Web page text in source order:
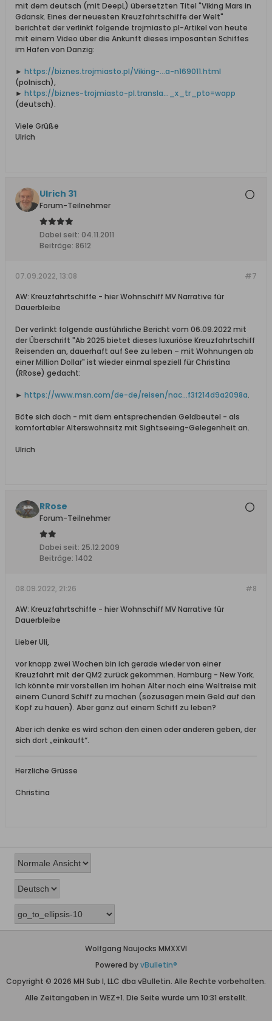
mit dem deutsch (mit DeepL) übersetzten Titel "Viking Mars in
Gdansk. Eines der neuesten Kreuzfahrtschiffe der Welt"
berichtet der verlinkt folgende trojmiasto.pl-Artikel von heute
mit einem Video über die Ankunft dieses imposanten Schiffes
im Hafen von Danzig:
► https://biznes.trojmiasto.pl/Viking-...a-n169011.html
(polnisch),
► https://biznes-trojmiasto-pl.transla..._x_tr_pto=wapp
(deutsch).
Viele Grüße
Ulrich
Ulrich 31
Forum-Teilnehmer
Dabei seit: 04.11.2011
Beiträge: 8612
#7
07.09.2022, 13:08
AW: Kreuzfahrtschiffe - hier Wohnschiff MV Narrative für
Dauerbleibe
Der verlinkt folgende ausführliche Bericht vom 06.09.2022 mit
der Überschrift "Ab 2025 bietet dieses luxuriöse Kreuzfahrtschiff
Reisenden an, dauerhaft auf See zu leben – mit Wohnungen ab
einer Million Dollar" ist wieder einmal speziell für Christina
(RRose) gedacht:
► https://www.msn.com/de-de/reisen/nac...f3f214d9a2098a.
Böte sich doch - mit dem entsprechenden Geldbeutel - als
komfortabler Alterswohnsitz mit Sightseeing-Gelegenheit an.
Ulrich
RRose
Forum-Teilnehmer
Dabei seit: 25.12.2009
Beiträge: 1402
#8
08.09.2022, 21:26
AW: Kreuzfahrtschiffe - hier Wohnschiff MV Narrative für
Dauerbleibe
Lieber Uli,
vor knapp zwei Wochen bin ich gerade wieder von einer
Kreuzfahrt mit der QM2 zurück gekommen. Hamburg - New York.
Ich könnte mir vorstellen im hohen Alter noch eine Weltreise mit
einem Cunard Schiff zu machen (sozusagen mein Geld auf den
Kopf zu hauen). Aber ganz auf einem Schiff zu leben?
Aber ich denke es wird schon den einen oder anderen geben, der
sich dort „einkauft“.
Herzliche Grüsse
Christina
Wolfgang Naujocks MMXXVI
Powered byvBulletin®
Copyright © 2026 MH Sub I, LLC dba vBulletin. Alle Rechte vorbehalten.
Alle Zeitangaben in WEZ+1. Die Seite wurde um 10:31 erstellt.